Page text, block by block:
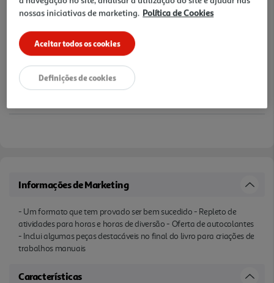
Informações de Marketing
- Um formato que tem provado ser bem sucedido - Repleto de
atividades para horas e horas de diversão - Oferta de autocolantes
- Inclui algumas peças destacáveis no final do livro para criações de
trabalhos manuais
Características
nossas iniciativas de marketing. Política de Cookies
Aceitar todos os cookies
Definições de cookies